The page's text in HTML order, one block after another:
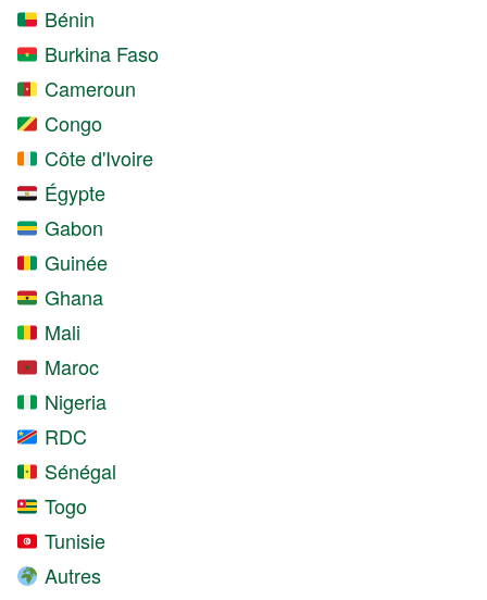
Bénin
Burkina Faso
Cameroun
Congo
Côte d'Ivoire
Égypte
Gabon
Guinée
Ghana
Mali
Maroc
Nigeria
RDC
Sénégal
Togo
Tunisie
Autres